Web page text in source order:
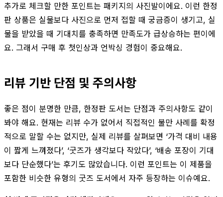
추가로 체크할 만한 포인트는 패키지의 사진발이에요. 이런 한정
판 상품은 실물보다 사진으로 먼저 접할 때 궁금증이 생기고, 실
물을 받았을 때 기대치를 충족하면 만족도가 급상승하는 편이에
요. 그래서 구매 후 첫인상과 언박싱 경험이 중요해요.
리뷰 기반 단점 및 주의사항
좋은 점이 분명한 만큼, 한정판 도서는 단점과 주의사항도 같이
봐야 해요. 현재는 리뷰 수가 없어서 직접적인 불만 사례를 확정
적으로 말할 수는 없지만, 실제 리뷰를 살펴보면 ‘가격 대비 내용
이 짧게 느껴졌다’, ‘굿즈가 생각보다 작았다’, ‘배송 포장이 기대
보다 단순했다’는 후기도 많았습니다. 이런 포인트는 이 제품을
포함한 비슷한 유형의 굿즈 도서에서 자주 등장하는 이슈예요.